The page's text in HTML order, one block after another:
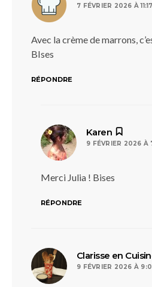
7 FÉVRIER 2026 À
Avec la crème de marrons,
BIses
RÉPONDRE
Karen
9 FÉVRIER 2026 À
Merci Julia ! Bises
RÉPONDRE
Clarisse en
9 FÉVRIER 2026 À